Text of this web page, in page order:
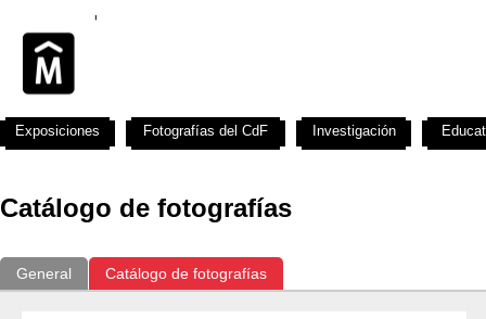
Catálogo de fotografías
General Catálogo de fotografías
Exposiciones Fotografías del CdF Investigación